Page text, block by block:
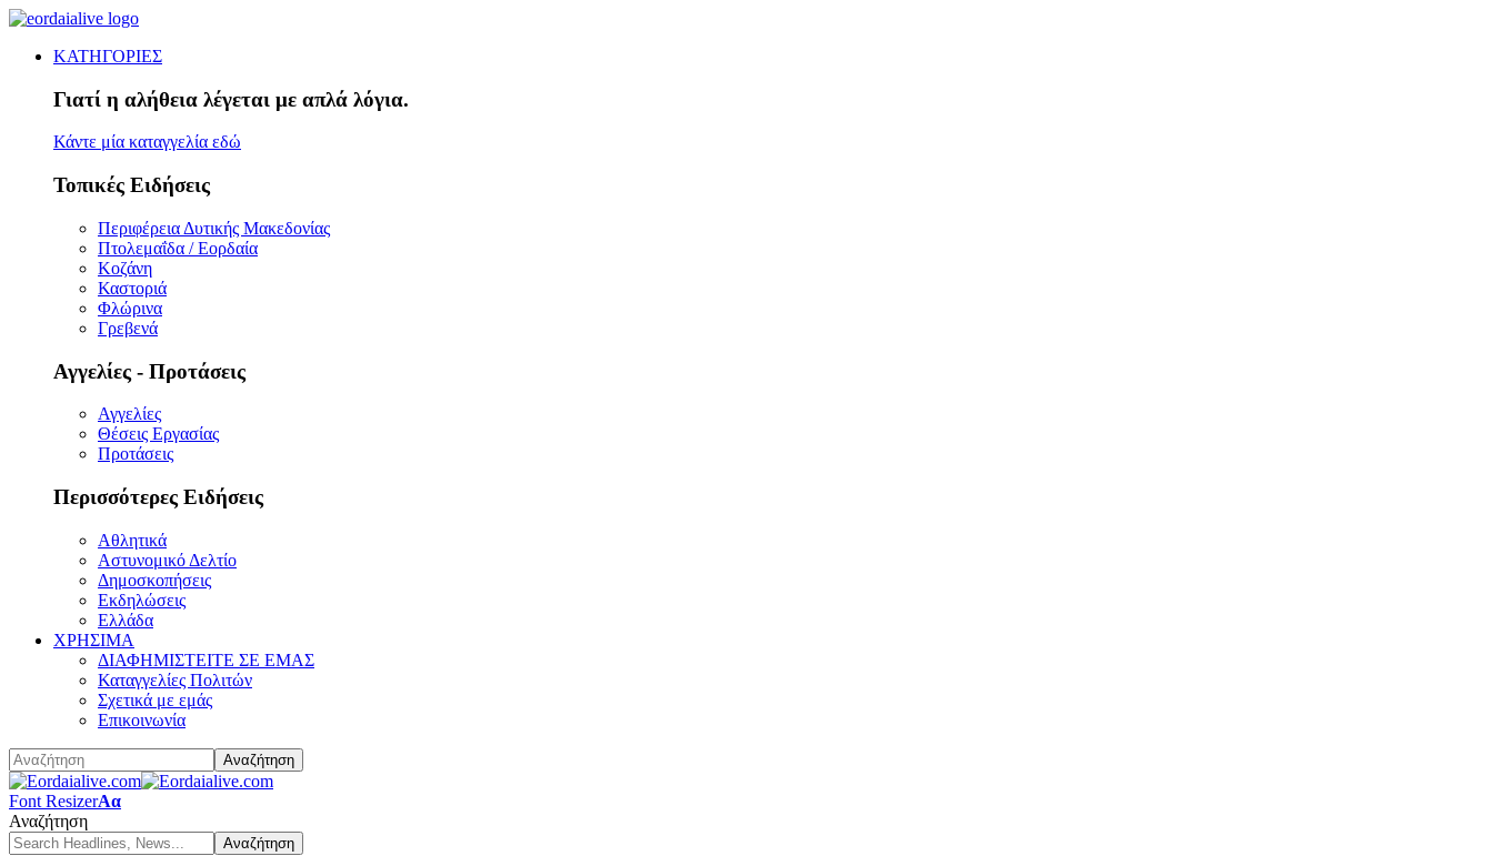
ΚΑΤΗΓΟΡΙΕΣ
Γιατί η αλήθεια λέγεται με απλά λόγια.
Κάντε μία καταγγελία εδώ
Τοπικές Ειδήσεις
Περιφέρεια Δυτικής Μακεδονίας
Πτολεμαΐδα / Εορδαία
Κοζάνη
Καστοριά
Φλώρινα
Γρεβενά
Αγγελίες - Προτάσεις
Αγγελίες
Θέσεις Εργασίας
Προτάσεις
Περισσότερες Ειδήσεις
Αθλητικά
Αστυνομικό Δελτίο
Δημοσκοπήσεις
Εκδηλώσεις
Ελλάδα
ΧΡΗΣΙΜΑ
ΔΙΑΦΗΜΙΣΤΕΙΤΕ ΣΕ ΕΜΑΣ
Καταγγελίες Πολιτών
Σχετικά με εμάς
Επικοινωνία
Font ResizerΑα
Αναζήτηση